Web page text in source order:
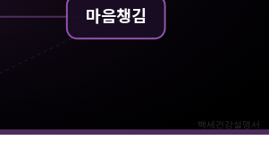
마음챙김
백세건강설명서